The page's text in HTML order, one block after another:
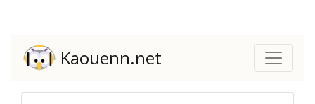
Kaouenn.net